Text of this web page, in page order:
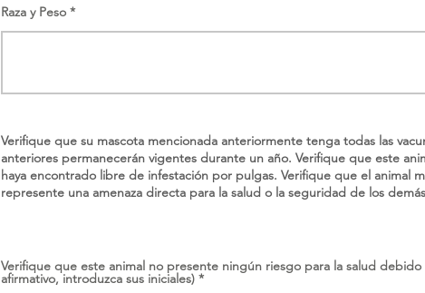
Raza y Peso
Verifique que su mascota mencionada anteriormente tenga todas las
anteriores permanecerán vigentes durante un año. Verifique que este
haya encontrado libre de infestación por pulgas. Verifique que el animal
represente una amenaza directa para la salud o la seguridad de los
Verifique que este animal no presente ningún riesgo para la salud
afirmativo, introduzca sus iniciales)